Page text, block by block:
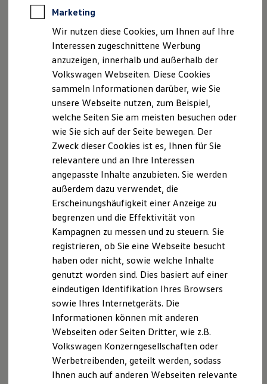
Notdienst und Pannenhilfe
Software, Konnektivität & Apps
California App
VW Connect für Ihren ID. Buzz
VW Connect für Ihren Transporter/Caravelle
VW Connect für Ihren Amarok
VW Connect für andere Modelle
Connect Pro
Fleet Interface Data
Multistop Pathfinder
Übersicht Software Updates
Digitales Bordbuch
Fahrerassistenz- und Sicherheitssysteme
Kontrollleuchten
Batterieverordnung
XTL-Dieselkraftstoff
Ersatzteile und Betriebsflüssigkeiten
Original Zubehör und Lifestyle Produkte
myVolkswagen
myVolkswagen Business
Elektrisch & Autonom
Elektro - & Hybridfahrzeuge
Unser Ansatz
Klimafreundlicher Strom
Reichweite & Ladelösungen
Reichweitensimulator
Ladezeitensimulator
Ladelösungen für Privatkunden
Ladelösungen für Gewerbekunden
Bidirektionales Laden
Förderung & Kosten der Elektrofahrzeuge
Fördermöglichkeiten für Privatkunden
Marketing
Wir nutzen diese Cookies, um Ihnen auf Ihre
Interessen zugeschnittene Werbung
anzuzeigen, innerhalb und außerhalb der
Volkswagen Webseiten. Diese Cookies
sammeln Informationen darüber, wie Sie
unsere Webseite nutzen, zum Beispiel,
welche Seiten Sie am meisten besuchen oder
wie Sie sich auf der Seite bewegen. Der
Zweck dieser Cookies ist es, Ihnen für Sie
relevantere und an Ihre Interessen
angepasste Inhalte anzubieten. Sie werden
außerdem dazu verwendet, die
Erscheinungshäufigkeit einer Anzeige zu
begrenzen und die Effektivität von
Kampagnen zu messen und zu steuern. Sie
registrieren, ob Sie eine Webseite besucht
haben oder nicht, sowie welche Inhalte
genutzt worden sind. Dies basiert auf einer
eindeutigen Identifikation Ihres Browsers
sowie Ihres Internetgeräts. Die
Informationen können mit anderen
Webseiten oder Seiten Dritter, wie z.B.
Volkswagen Konzerngesellschaften oder
Werbetreibenden, geteilt werden, sodass
Ihnen auch auf anderen Webseiten relevante